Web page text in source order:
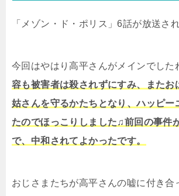
「メゾン・ド・ポリス」6話が放送さ
今回はやはり高平さんがメインでした
容も被害者は殺されずにすみ、またお
姑さんを守るかたちとなり、ハッピー
たのでほっこりしました♫前回の事件
で、中和されてよかったです。
おじさまたちが高平さんの嘘に付き合